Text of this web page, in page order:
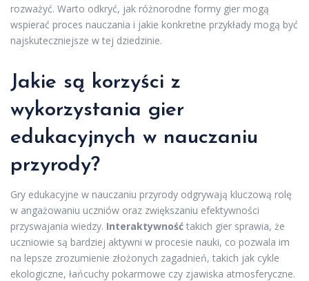
rozważyć. Warto odkryć, jak różnorodne formy gier mogą
wspierać proces nauczania i jakie konkretne przykłady mogą być
najskuteczniejsze w tej dziedzinie.
Jakie są korzyści z
wykorzystania gier
edukacyjnych w nauczaniu
przyrody?
Gry edukacyjne w nauczaniu przyrody odgrywają kluczową rolę
w angażowaniu uczniów oraz zwiększaniu efektywności
przyswajania wiedzy. Interaktywność takich gier sprawia, że
uczniowie są bardziej aktywni w procesie nauki, co pozwala im
na lepsze zrozumienie złożonych zagadnień, takich jak cykle
ekologiczne, łańcuchy pokarmowe czy zjawiska atmosferyczne.